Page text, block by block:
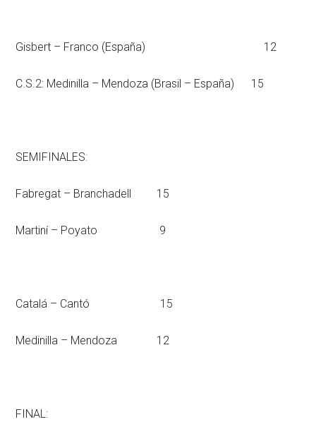
Gisbert – Franco (España) 12
C.S.2: Medinilla – Mendoza (Brasil – España) 15
SEMIFINALES:
Fabregat – Branchadell 15
Martiní – Poyato 9
Catalá – Cantó 15
Medinilla – Mendoza 12
FINAL: